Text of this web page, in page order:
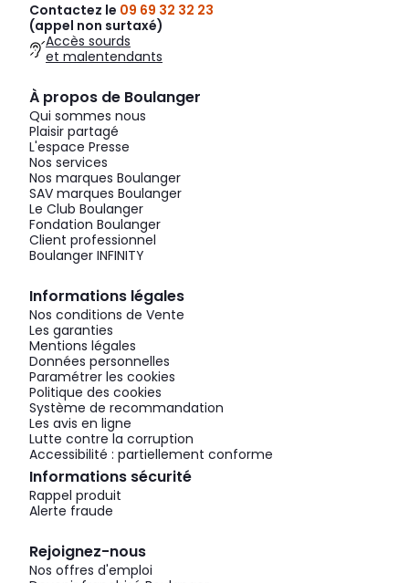
Contactez le 09 69 32 32 23
(appel non surtaxé)
Accès sourds
et malentendants
À propos de Boulanger
Qui sommes nous
Plaisir partagé
L'espace Presse
Nos services
Nos marques Boulanger
SAV marques Boulanger
Le Club Boulanger
Fondation Boulanger
Client professionnel
Boulanger INFINITY
Informations légales
Nos conditions de Vente
Les garanties
Mentions légales
Données personnelles
Paramétrer les cookies
Politique des cookies
Système de recommandation
Les avis en ligne
Lutte contre la corruption
Accessibilité : partiellement conforme
Informations sécurité
Rappel produit
Alerte fraude
Rejoignez-nous
Nos offres d'emploi